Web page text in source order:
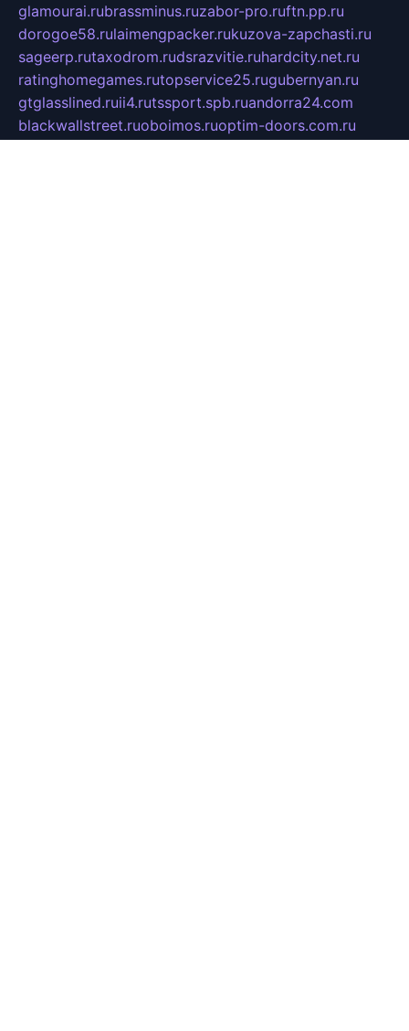
glamourai.rubrassminus.ruzabor-pro.ruftn.pp.ru
dorogoe58.rulaimengpacker.rukuzova-zapchasti.ru
sageerp.rutaxodrom.rudsrazvitie.ruhardcity.net.ru
ratinghomegames.rutopservice25.rugubernyan.ru
gtglasslined.ruii4.rutssport.spb.ruandorra24.com
blackwallstreet.ruoboimos.ruoptim-doors.com.ru